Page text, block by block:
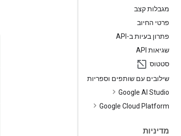
מגבלות קצב
פרטי החיוב
פתרון בעיות ב-API
שגיאות API
סטטוס
שילובים עם שותפים וספריות
Google AI Studio
Google Cloud Platform
מדיניות